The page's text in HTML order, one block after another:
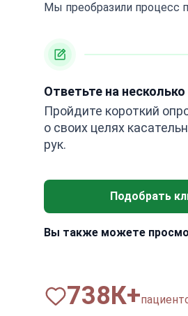
Мы преобразили процесс
Ответьте на
Пройдите короткий
о своих целях
рук.
Подобрать
Вы также можете
820К+